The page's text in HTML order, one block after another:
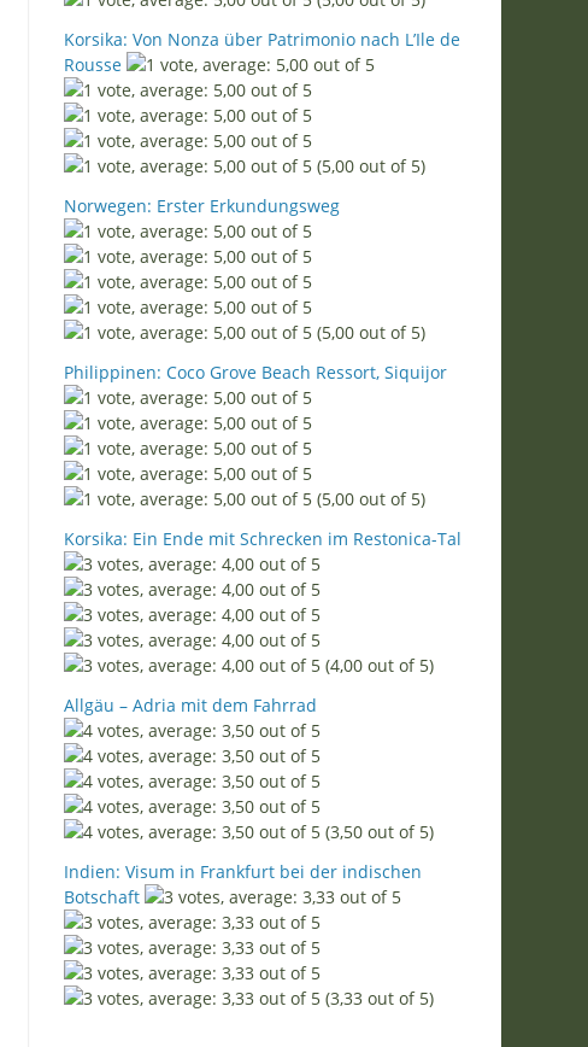
Korsika: Von Nonza über Patrimonio nach L’Ile de
Rousse
(5,00 out of 5)
Norwegen: Erster Erkundungsweg
(5,00 out of 5)
Philippinen: Coco Grove Beach Ressort, Siquijor
(5,00 out of 5)
Korsika: Ein Ende mit Schrecken im Restonica-Tal
(4,00 out of 5)
Allgäu – Adria mit dem Fahrrad
(3,50 out of 5)
Indien: Visum in Frankfurt bei der indischen
Botschaft
(3,33 out of 5)